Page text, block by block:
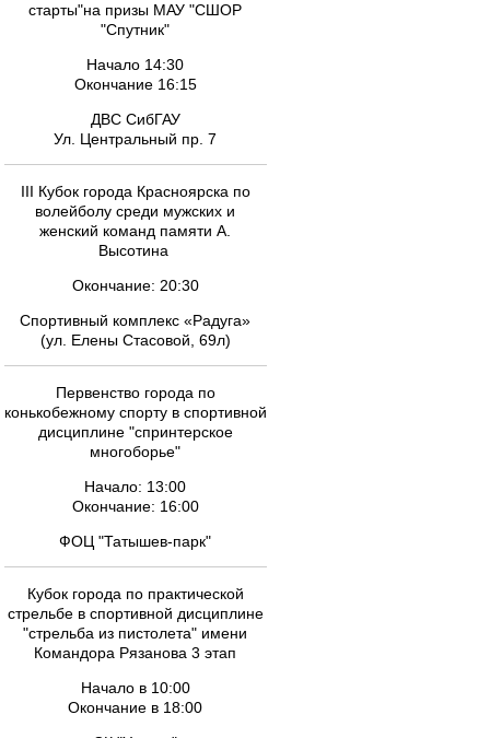
старты"на призы МАУ "СШОР
"Спутник"
Начало 14:30
Окончание 16:15
ДВС СибГАУ
Ул. Центральный пр. 7
III Кубок города Красноярска по
волейболу среди мужских и
женский команд памяти А.
Высотина
Окончание: 20:30
Спортивный комплекс «Радуга»
(ул. Елены Стасовой, 69л)
Первенство города по
конькобежному спорту в спортивной
дисциплине "спринтерское
многоборье"
Начало: 13:00
Окончание: 16:00
ФОЦ "Татышев-парк"
Кубок города по практической
стрельбе в спортивной дисциплине
"стрельба из пистолета" имени
Командора Рязанова 3 этап
Начало в 10:00
Окончание в 18:00